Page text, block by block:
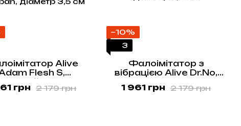
Alive
Flesh S,
силікон +
діаметр 3,5 см
2 179 грн
грн
−10%
3
Фалоімітатор з
вібрацією Alive Dr.No,
2 179 грн
1 961 грн